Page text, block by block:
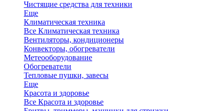
Чистящие средства для техники
Еще
Климатическая техника
Все Климатическая техника
Вентиляторы, кондиционеры
Конвекторы, обогреватели
Метеооборудование
Обогреватели
Тепловые пушки, завесы
Еще
Красота и здоровье
Все Красота и здоровье